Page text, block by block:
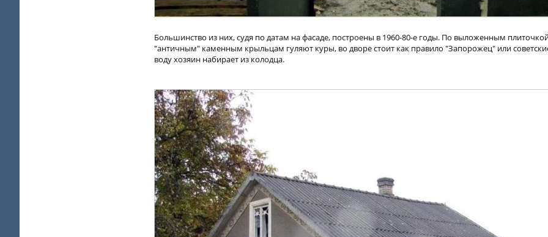
Большинство из них, судя по датам на фасаде, построены в 1960-80-е годы. По выложенным
"античным" каменным крыльцам гуляют куры, во дворе стоит как правило "Запорожец" или
воду хозяин набирает из колодца.